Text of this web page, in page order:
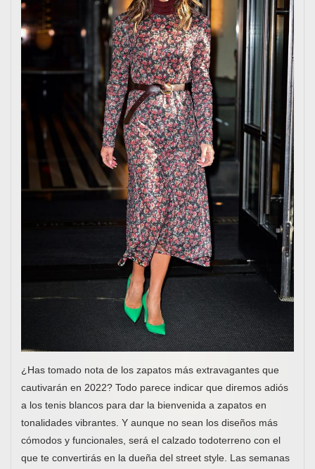
¿Has tomado nota de los zapatos más extravagantes que
cautivarán en 2022? Todo parece indicar que diremos adiós
a los tenis blancos para dar la bienvenida a zapatos en
tonalidades vibrantes. Y aunque no sean los diseños más
cómodos y funcionales, será el calzado todoterreno con el
que te convertirás en la dueña del street style. Las semanas